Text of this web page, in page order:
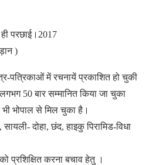
परछाई।2017
)
पत्रिकाओं में रचनायें प्रकाशित हो चुकी
50 बार सम्मानित किया जा चुका
भोपाल से मिल चुका है।
दोहा, छंद, हाइकु पिरामिड-विधा
प्रशिक्षित करना बचाव हेतु ।